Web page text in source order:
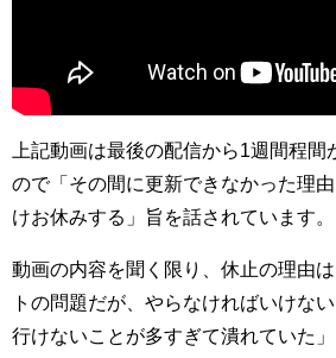
上記動画は最後の配信から1週間程間
ので「その間に更新できなかった理
けお休みする」旨を話されています。
動画の内容を聞く限り、休止の理由
トの問題だが、やらなければいけな
行けないことが多すぎて潰れていた